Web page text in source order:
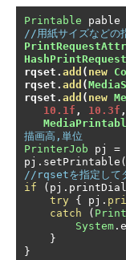
Printable pable
//用紙サイズなどの
rqset . add ( new
rqset . add (
rqset . add ( new
10.1f , 10.3f ,
描画高,単位
PrinterJob pj =
pj . setPrintable (
//rqsetを指定して
if
( pj .
try
{ pj .
catch
(
System .
}
}